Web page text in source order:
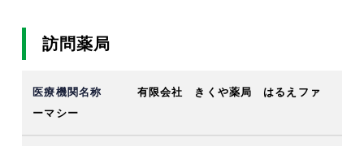
訪問薬局
有限会社 きくや薬局 はるえファ
ーマシー